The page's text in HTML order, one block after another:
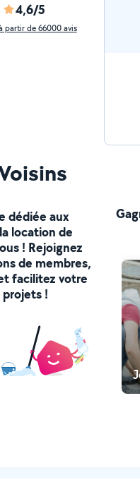
4,6/5
partir de 66000 avis
dédiée aux
location de
! Rejoignez
de membres,
facilitez votre
!